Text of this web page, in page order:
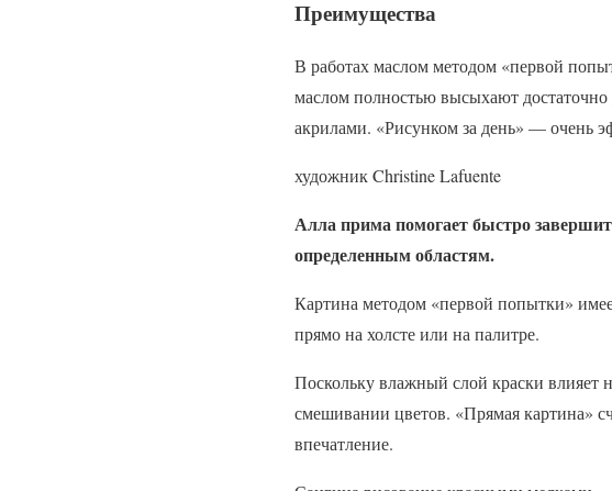
Преимущества
В работах маслом методом «первой
маслом полностью высыхают
акрилами. «Рисунком за день» — очень
художник Christine Lafuente
Алла прима помогает быстро
определенным областям.
Картина методом «первой попытки»
прямо на холсте или на палитре.
Поскольку влажный слой краски влияет
смешивании цветов. «Прямая картина»
впечатление.